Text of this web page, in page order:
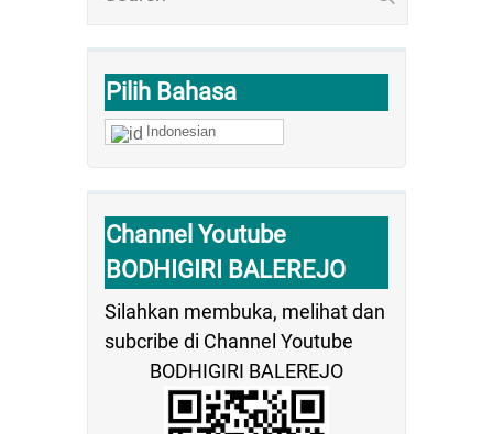
Pilih Bahasa
Indonesian
Channel Youtube
BODHIGIRI BALEREJO
Silahkan membuka, melihat dan
subcribe di Channel Youtube
BODHIGIRI BALEREJO